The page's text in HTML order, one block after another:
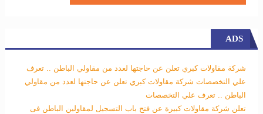
ADS
شركة مقاولات كبري تعلن عن حاجتها لعدد من مقاولي الباطن .. تعرف
علي التخصصات شركة مقاولات كبري تعلن عن حاجتها لعدد من مقاولي
الباطن .. تعرف علي التخصصات
تعلن شركة مقاولات كبيرة عن فتح باب التسجيل لمقاولين الباطن فى